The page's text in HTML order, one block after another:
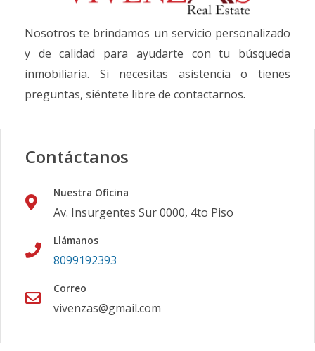
Nosotros te brindamos un servicio personalizado
y de calidad para ayudarte con tu búsqueda
inmobiliaria. Si necesitas asistencia o tienes
preguntas, siéntete libre de contactarnos.
Contáctanos
Nuestra Oficina
Av. Insurgentes Sur 0000, 4to Piso
Llámanos
8099192393
Correo
vivenzas@gmail.com